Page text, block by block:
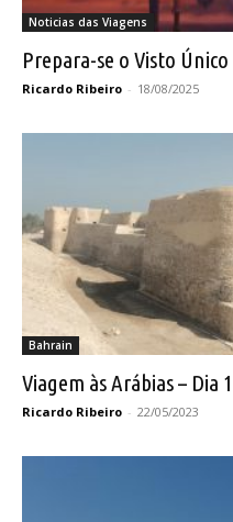
Noticias das Viagens
Prepara-se o Visto
Ricardo Ribeiro - 18/08/2025
Bahrain
Viagem às Arábias – Dia
Ricardo Ribeiro - 22/05/2023